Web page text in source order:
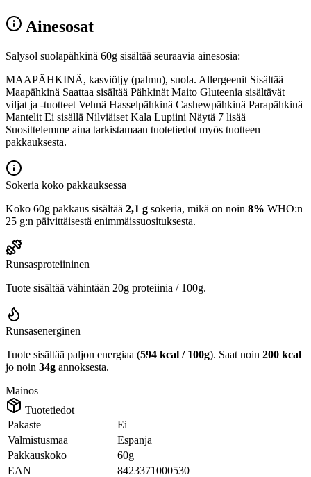
Ainesosat
Salysol suolapähkinä 60g sisältää seuraavia ainesosia:
MAAPÄHKINÄ, kasviöljy (palmu), suola. Allergeenit Sisältää
Maapähkinä Saattaa sisältää Pähkinät Maito Gluteenia sisältävät
viljat ja -tuotteet Vehnä Hasselpähkinä Cashewpähkinä Parapähkinä
Mantelit Ei sisällä Nilviäiset Kala Lupiini Näytä 7 lisää
Suosittelemme aina tarkistamaan tuotetiedot myös tuotteen
pakkauksesta.
Sokeria koko pakkauksessa
Koko 60g pakkaus sisältää 2,1 g sokeria, mikä on noin 8% WHO:n
25 g:n päivittäisestä enimmäissuosituksesta.
Runsasproteiininen
Tuote sisältää vähintään 20g proteiinia / 100g.
Runsasenerginen
Tuote sisältää paljon energiaa (594 kcal / 100g). Saat noin 200 kcal
jo noin 34g annoksesta.
Mainos
Tuotetiedot
Pakaste
Ei
Valmistusmaa
Espanja
Pakkauskoko
60g
EAN
8423371000530